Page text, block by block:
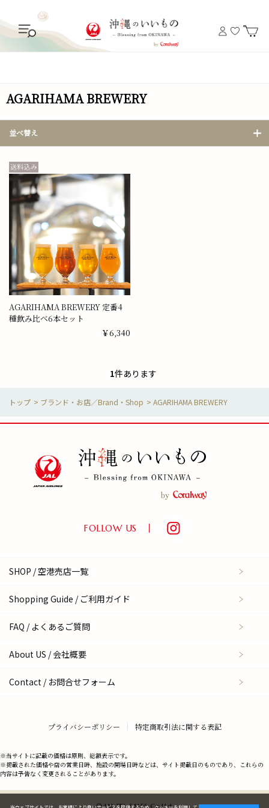
AGARIHAMA BREWERY
並べ替え
AGARIHAMA BREWERY 定番4
種飲み比べ6本セット
￥6,340
1件あります
> ブランド・お店／Brand・Shop > AGARIHAMA BREWERY
FOLLOW US
SHOP / 空港売店一覧
Shopping Guide / ご利用ガイド
FAQ / よくあるご質問
About US / 会社概要
Contact / お問合せフォーム
プライバシーポリシー 特定商取引法に関する表記
※当サイトに記載の価格は原則、総額表示です。
※掲載された価格や店の営業日時、施設の開場日時などは、サイト掲載日のものであり、これらの
内容は予告なく変更されることがあります。
© JAL JTA SALES Co.,Ltd.